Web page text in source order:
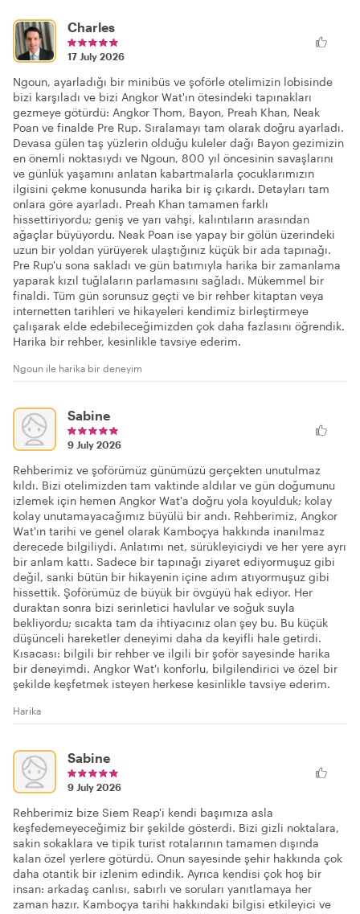
Charles
17 July 2026
Ngoun, ayarladığı bir minibüs ve şoförle otelimizin lobisinde
bizi karşıladı ve bizi Angkor Wat'ın ötesindeki tapınakları
gezmeye götürdü: Angkor Thom, Bayon, Preah Khan, Neak
Poan ve finalde Pre Rup. Sıralamayı tam olarak doğru ayarladı.
Devasa gülen taş yüzlerin olduğu kuleler dağı Bayon gezimizin
en önemli noktasıydı ve Ngoun, 800 yıl öncesinin savaşlarını
ve günlük yaşamını anlatan kabartmalarla çocuklarımızın
ilgisini çekme konusunda harika bir iş çıkardı. Detayları tam
onlara göre ayarladı. Preah Khan tamamen farklı
hissettiriyordu; geniş ve yarı vahşi, kalıntıların arasından
ağaçlar büyüyordu. Neak Poan ise yapay bir gölün üzerindeki
uzun bir yoldan yürüyerek ulaştığınız küçük bir ada tapınağı.
Pre Rup'u sona sakladı ve gün batımıyla harika bir zamanlama
yaparak kızıl tuğlaların parlamasını sağladı. Mükemmel bir
finaldi. Tüm gün sorunsuz geçti ve bir rehber kitaptan veya
internetten tarihleri ve hikayeleri kendimiz birleştirmeye
çalışarak elde edebileceğimizden çok daha fazlasını öğrendik.
Harika bir rehber, kesinlikle tavsiye ederim.
Ngoun ile harika bir deneyim
Sabine
9 July 2026
Rehberimiz ve şoförümüz günümüzü gerçekten unutulmaz
kıldı. Bizi otelimizden tam vaktinde aldılar ve gün doğumunu
izlemek için hemen Angkor Wat'a doğru yola koyulduk; kolay
kolay unutamayacağımız büyülü bir andı. Rehberimiz, Angkor
Wat'ın tarihi ve genel olarak Kamboçya hakkında inanılmaz
derecede bilgiliydi. Anlatımı net, sürükleyiciydi ve her yere ayrı
bir anlam kattı. Sadece bir tapınağı ziyaret ediyormuşuz gibi
değil, sanki bütün bir hikayenin içine adım atıyormuşuz gibi
hissettik. Şoförümüz de büyük bir övgüyü hak ediyor. Her
duraktan sonra bizi serinletici havlular ve soğuk suyla
bekliyordu; sıcakta tam da ihtiyacınız olan şey bu. Bu küçük
düşünceli hareketler deneyimi daha da keyifli hale getirdi.
Kısacası: bilgili bir rehber ve ilgili bir şoför sayesinde harika
bir deneyimdi. Angkor Wat'ı konforlu, bilgilendirici ve özel bir
şekilde keşfetmek isteyen herkese kesinlikle tavsiye ederim.
Harika
Sabine
9 July 2026
Rehberimiz bize Siem Reap'i kendi başımıza asla
keşfedemeyeceğimiz bir şekilde gösterdi. Bizi gizli noktalara,
sakin sokaklara ve tipik turist rotalarının tamamen dışında
kalan özel yerlere götürdü. Onun sayesinde şehir hakkında çok
daha otantik bir izlenim edindik. Ayrıca kendisi çok hoş bir
insan: arkadaş canlısı, sabırlı ve soruları yanıtlamaya her
zaman hazır. Kamboçya tarihi hakkındaki bilgisi etkileyici ve